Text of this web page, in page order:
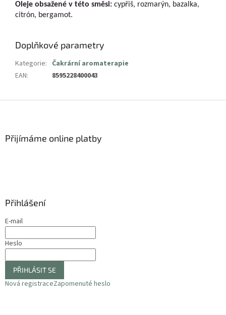
Oleje obsažené v této směsi: cypřiš, rozmarýn, bazalka,
citrón, bergamot.
Doplňkové parametry
Kategorie: Čakrární aromaterapie
EAN: 8595228400043
Přijímáme online platby
Přihlášení
E-mail
Heslo
PŘIHLÁSIT SE
Nová registraceZapomenuté heslo